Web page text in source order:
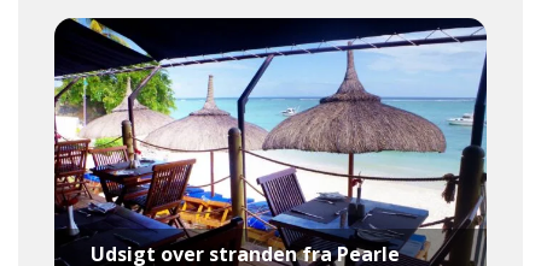
Udsigt over stranden fra Pearle